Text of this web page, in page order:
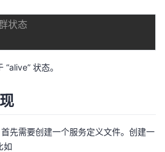
状态
状态。
先需要创建一个服务定义文件。创建一
如